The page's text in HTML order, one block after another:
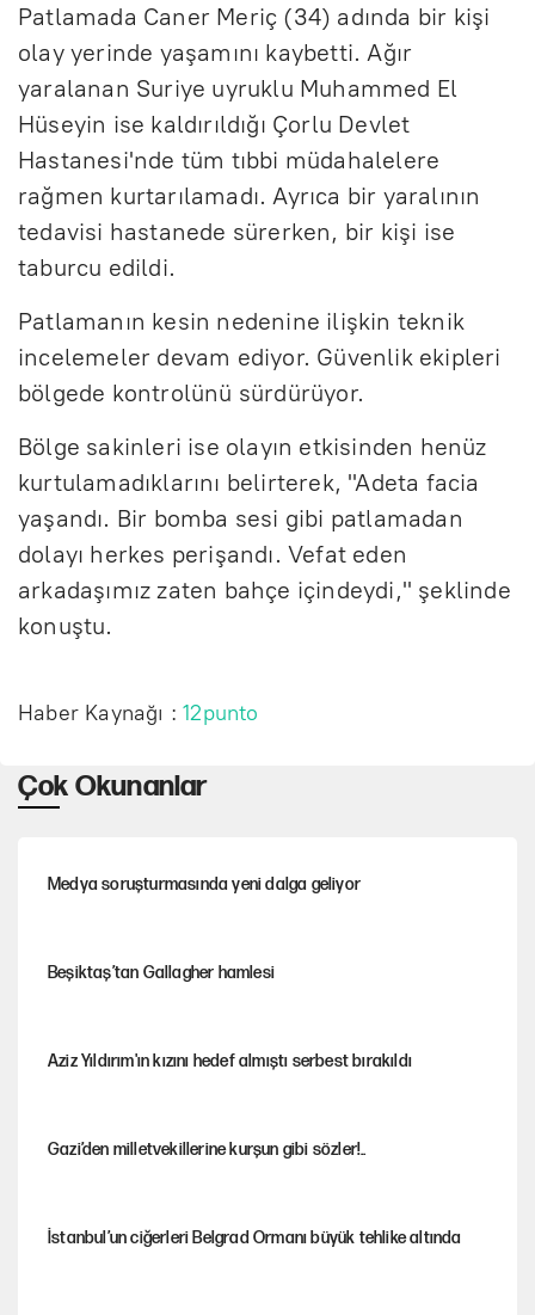
Patlamada Caner Meriç (34) adında bir kişi
olay yerinde yaşamını kaybetti. Ağır
yaralanan Suriye uyruklu Muhammed El
Hüseyin ise kaldırıldığı Çorlu Devlet
Hastanesi'nde tüm tıbbi müdahalelere
rağmen kurtarılamadı. Ayrıca bir yaralının
tedavisi hastanede sürerken, bir kişi ise
taburcu edildi.
Patlamanın kesin nedenine ilişkin teknik
incelemeler devam ediyor. Güvenlik ekipleri
bölgede kontrolünü sürdürüyor.
Bölge sakinleri ise olayın etkisinden henüz
kurtulamadıklarını belirterek, "Adeta facia
yaşandı. Bir bomba sesi gibi patlamadan
dolayı herkes perişandı. Vefat eden
arkadaşımız zaten bahçe içindeydi," şeklinde
konuştu.
Haber Kaynağı :12punto
Çok Okunanlar
Medya soruşturmasında yeni dalga geliyor
Beşiktaş’tan Gallagher hamlesi
Aziz Yıldırım'ın kızını hedef almıştı serbest bırakıldı
Gazi’den milletvekillerine kurşun gibi sözler!..
İstanbul’un ciğerleri Belgrad Ormanı büyük tehlike altında